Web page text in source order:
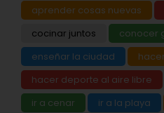
aprender cosas nuevas
cocinar juntos
conocer
enseñar la ciudad
hacer deporte al aire libre
ir a cenar
ir a la playa